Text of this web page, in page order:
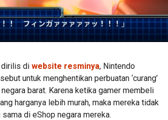
dirilis di website resminya, Nintendo
untuk menghentikan perbuatan ‘curang’
barat. Karena ketika gamer membeli
harganya lebih murah, maka mereka tidak
di eShop negara mereka.